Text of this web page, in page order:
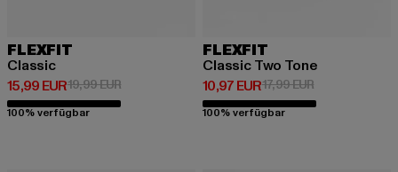
FLEXFIT
Classic
15,99 EUR
Derzeitiger Preis: 15,99 EUR
19,99 EURAktionspreis: 19,99 EUR
100% verfügbar
FLEXFIT
Classic Two Tone
10,97 EUR
Derzeitiger Preis: 10,97 EUR
17,99 EURAktionspreis:
100% verfügbar